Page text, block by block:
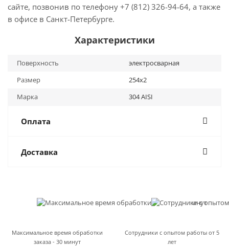
сайте, позвонив по телефону +7 (812) 326-94-64, а также
в офисе в Санкт-Петербурге.
Характеристики
Поверхность
электросварная
Размер
254х2
Марка
304 AISI
Оплата
Доставка
Максимальное время обработки
заказа - 30 минут
Сотрудники с опытом работы от 5
лет